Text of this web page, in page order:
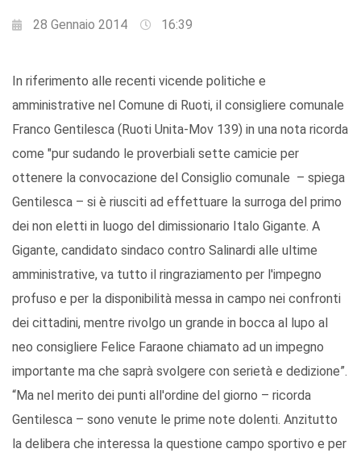
28 Gennaio 2014 16:39
In riferimento alle recenti vicende politiche e
amministrative nel Comune di Ruoti, il consigliere comunale
Franco Gentilesca (Ruoti Unita-Mov 139) in una nota ricorda
come "pur sudando le proverbiali sette camicie per
ottenere la convocazione del Consiglio comunale – spiega
Gentilesca – si è riusciti ad effettuare la surroga del primo
dei non eletti in luogo del dimissionario Italo Gigante. A
Gigante, candidato sindaco contro Salinardi alle ultime
amministrative, va tutto il ringraziamento per l'impegno
profuso e per la disponibilità messa in campo nei confronti
dei cittadini, mentre rivolgo un grande in bocca al lupo al
neo consigliere Felice Faraone chiamato ad un impegno
importante ma che saprà svolgere con serietà e dedizione”.
“Ma nel merito dei punti all'ordine del giorno – ricorda
Gentilesca – sono venute le prime note dolenti. Anzitutto
la delibera che interessa la questione campo sportivo e per